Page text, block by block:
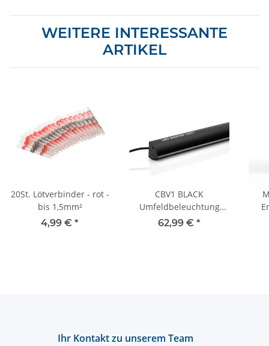
WEITERE INTERESSANTE
ARTIKEL
20St. Lötverbinder - rot -
bis 1,5mm²
4,99 € *
CBV1 BLACK
Umfeldbeleuchtung
1024mm - Kabelkanal -
62,99 € *
Ihr Kontakt zu unserem Team